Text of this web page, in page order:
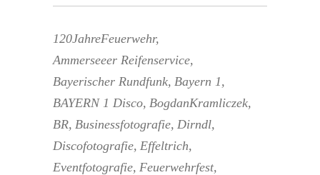
120JahreFeuerwehr
Ammerseeer Reifenservice
Bayerischer Rundfunk Bayern 1
BAYERN 1 Disco BogdanKramliczek
BR Businessfotografie Dirndl
Discofotografie Effeltrich
Eventfotografie Feuerwehrfest